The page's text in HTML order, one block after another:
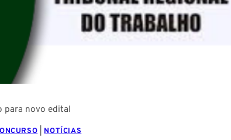
para novo edital
NOTÍCIAS